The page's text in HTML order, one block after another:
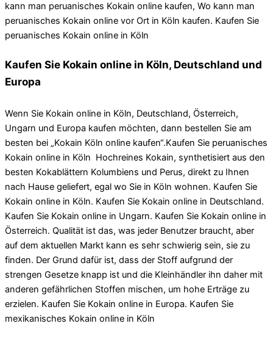
kann man peruanisches Kokain online kaufen, Wo kann man
peruanisches Kokain online vor Ort in Köln kaufen. Kaufen Sie
peruanisches Kokain online in Köln
Kaufen Sie Kokain online in Köln, Deutschland und
Europa
Wenn Sie Kokain online in Köln, Deutschland, Österreich,
Ungarn und Europa kaufen möchten, dann bestellen Sie am
besten bei „Kokain Köln online kaufen“.Kaufen Sie peruanisches
Kokain online in Köln Hochreines Kokain, synthetisiert aus den
besten Kokablättern Kolumbiens und Perus, direkt zu Ihnen
nach Hause geliefert, egal wo Sie in Köln wohnen. Kaufen Sie
Kokain online in Köln. Kaufen Sie Kokain online in Deutschland.
Kaufen Sie Kokain online in Ungarn. Kaufen Sie Kokain online in
Österreich. Qualität ist das, was jeder Benutzer braucht, aber
auf dem aktuellen Markt kann es sehr schwierig sein, sie zu
finden. Der Grund dafür ist, dass der Stoff aufgrund der
strengen Gesetze knapp ist und die Kleinhändler ihn daher mit
anderen gefährlichen Stoffen mischen, um hohe Erträge zu
erzielen. Kaufen Sie Kokain online in Europa. Kaufen Sie
mexikanisches Kokain online in Köln